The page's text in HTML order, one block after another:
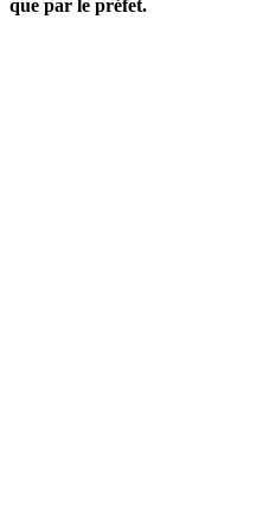
que par le préfet.